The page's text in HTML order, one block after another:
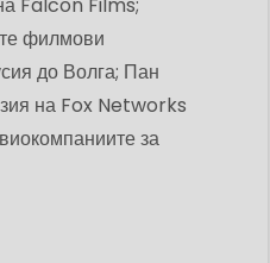
Falcon Films;
филмови
до Волга; Пан
на Fox Networks
за